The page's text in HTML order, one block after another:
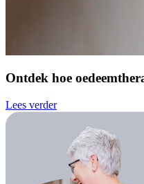
Ontdek hoe
Lees verder